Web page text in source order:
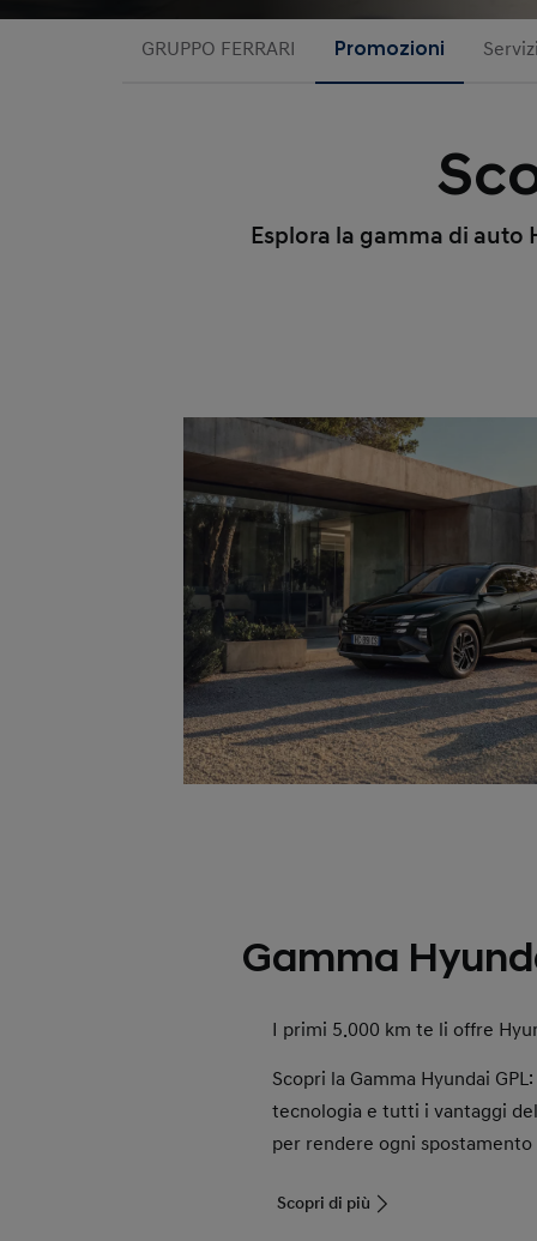
GRUPPO FERRARI Promozioni
Esplora la gamma di
Gamma
I primi 5.000 km te li offre
Scopri la Gamma Hyundai
tecnologia e tutti i vantaggi
per rendere ogni
Scopri di più